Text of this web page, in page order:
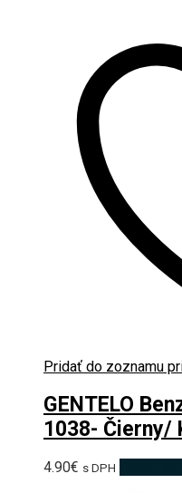
Pridať do zoznamu
GENTELO
1038- Čierny/
4.90€ s DPH